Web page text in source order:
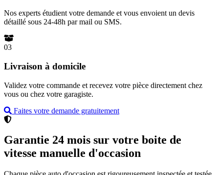
Nos experts étudient votre demande et vous envoient un devis
détaillé sous 24-48h par mail ou SMS.
03
Livraison à domicile
Validez votre commande et recevez votre pièce directement chez
vous ou chez votre garagiste.
Faites votre demande gratuitement
Garantie 24 mois sur votre boite de
vitesse manuelle d'occasion